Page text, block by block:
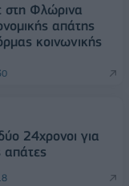
στη Φλώρινα
απάτης
κοινωνικής
24χρονοι για
απάτες